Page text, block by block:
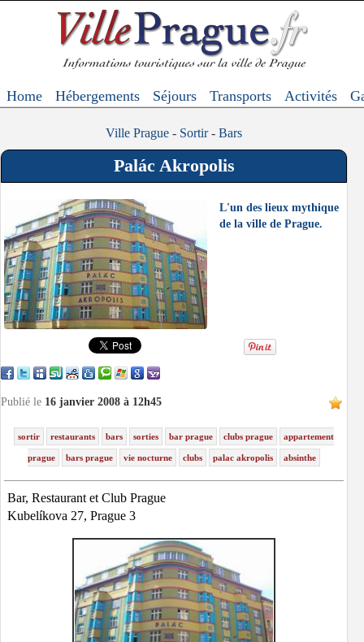
Home Hébergements Séjours Transports Activités
Ville Prague - Sortir - Bars
Palác Akropolis
L'un des lieux mythique
de la ville de Prague.
Publié le 16 janvier 2008 à 12h45
sortir restaurants bars sorties bar prague clubs prague appartement
prague bars prague vie nocturne clubs palac akropolis absinthe
Bar, Restaurant et Club Prague
Kubelíkova 27, Prague 3